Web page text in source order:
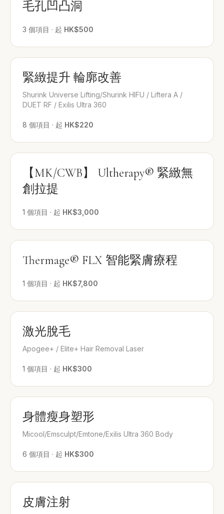
毛孔凹凸洞
3 個項目 · 起 HK$500
緊緻提升 輪廓改善
Shurink Universe Lifting/Shurink HIFU / Liftera A /
DUET RF / Exilis Ultra 360
8 個項目 · 起 HK$220
【MK/CWB】 Ultherapy® 緊緻無
創拉提
1 個項目 · 起 HK$3,000
Thermage® FLX 智能緊膚療程
1 個項目 · 起 HK$7,800
激光脫毛
Apogee+ / Elite+ Hair Removal Laser
1 個項目 · 起 HK$300
身體瘦身塑形
Micool/Emsculpt/Emtone/Exilis Ultra 360 Body
6 個項目 · 起 HK$300
皮膚注射